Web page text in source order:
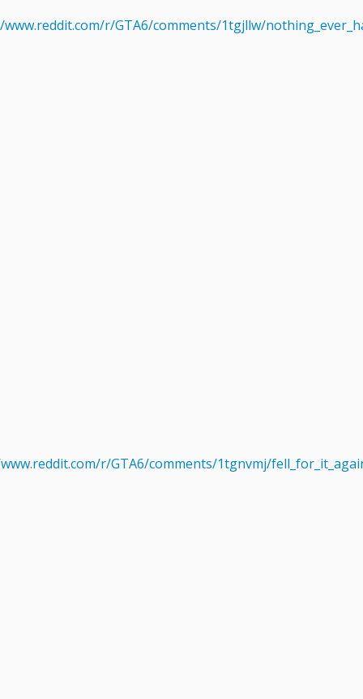
r/GTA6/comments/1tgjllw/
r/GTA6/comments/1tgnvmj/